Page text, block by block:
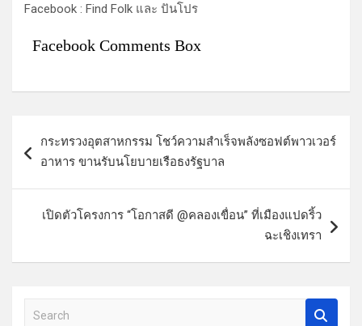
Facebook : Find Folk และ ปันโปร
Facebook Comments Box
น
ว
กระทรวงอุตสาหกรรม โชว์ความสำเร็จพลังซอฟต์พาวเวอร์
อาหาร ขานรับนโยบายเรือธงรัฐบาล
เปิดตัวโครงการ “โอกาสดี @คลองเขื่อน” ที่เมืองแปดริ้ว
ฉะเชิงเทรา